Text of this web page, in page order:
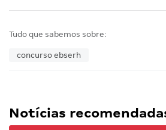
Tudo que sabemos sobre:
concurso ebserh
Notícias